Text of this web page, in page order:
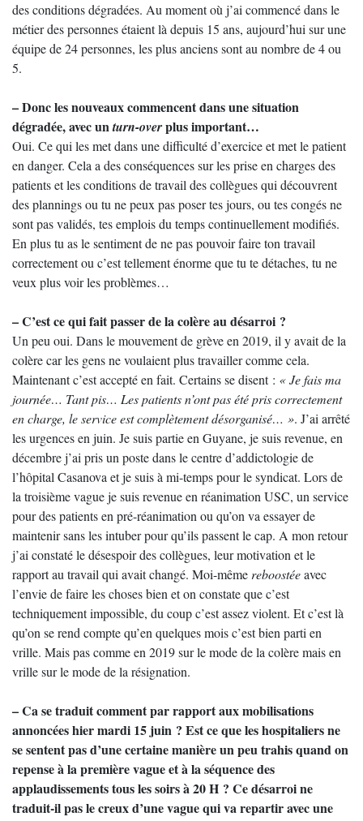
des conditions dégradées. Au moment où j’ai commencé dans le
métier des personnes étaient là depuis 15 ans, aujourd’hui sur une
équipe de 24 personnes, les plus anciens sont au nombre de 4 ou
5.
– Donc les nouveaux commencent dans une situation
dégradée, avec unturn-overplus important…
Oui. Ce qui les met dans une difficulté d’exercice et met le patient
en danger. Cela a des conséquences sur les prise en charges des
patients et les conditions de travail des collègues qui découvrent
des plannings ou tu ne peux pas poser tes jours, ou tes congés ne
sont pas validés, tes emplois du temps continuellement modifiés.
En plus tu as le sentiment de ne pas pouvoir faire ton travail
correctement ou c’est tellement énorme que tu te détaches, tu ne
veux plus voir les problèmes…
– C’est ce qui fait passer de la colère au désarroi ?
Un peu oui. Dans le mouvement de grève en 2019, il y avait de la
colère car les gens ne voulaient plus travailler comme cela.
Maintenant c’est accepté en fait. Certains se disent : « Je fais ma
journée… Tant pis… Les patients n’ont pas été pris correctement
en charge, le service est complètement désorganisé… ». J’ai arrêté
les urgences en juin. Je suis partie en Guyane, je suis revenue, en
décembre j’ai pris un poste dans le centre d’addictologie de
l’hôpital Casanova et je suis à mi-temps pour le syndicat. Lors de
la troisième vague je suis revenue en réanimation USC, un service
pour des patients en pré-réanimation ou qu’on va essayer de
maintenir sans les intuber pour qu’ils passent le cap. A mon retour
j’ai constaté le désespoir des collègues, leur motivation et le
rapport au travail qui avait changé. Moi-mêmereboostéeavec
l’envie de faire les choses bien et on constate que c’est
techniquement impossible, du coup c’est assez violent. Et c’est là
qu’on se rend compte qu’en quelques mois c’est bien parti en
vrille. Mais pas comme en 2019 sur le mode de la colère mais en
vrille sur le mode de la résignation.
– Ca se traduit comment par rapport aux mobilisations
annoncées hier mardi 15 juin ? Est ce que les hospitaliers ne
se sentent pas d’une certaine manière un peu trahis quand on
repense à la première vague et à la séquence des
applaudissements tous les soirs à 20 H ? Ce désarroi ne
traduit-il pas le creux d’une vague qui va repartir avec une